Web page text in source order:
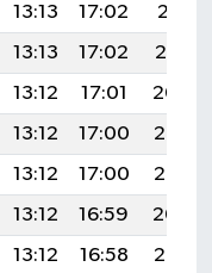
13:13 17:02
20:11
13:13 17:02
20:10
13:12 17:01
20:09
13:12 17:00
20:07
13:12 17:00
20:06
13:12 16:59
20:04
13:12 16:58
20:03